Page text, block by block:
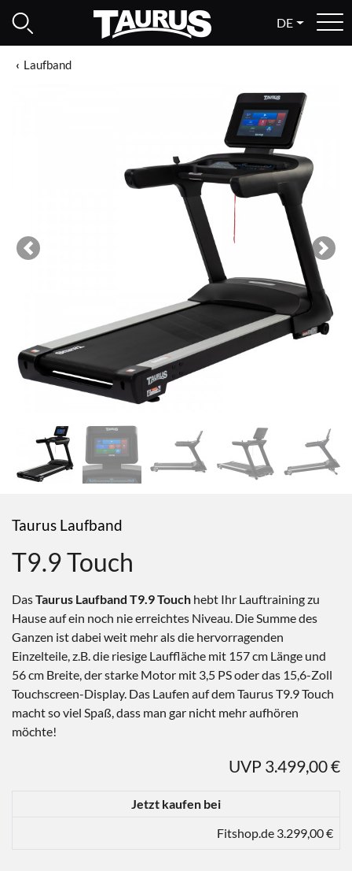
DE
Laufband
Previous Next
Taurus Laufband
T9.9 Touch
DasTaurus Laufband T9.9 Touch hebt Ihr Lauftraining zu
Hause auf ein noch nie erreichtes Niveau. Die Summe des
Ganzen ist dabei weit mehr als die hervorragenden
Einzelteile, z.B. die riesige Lauffläche mit 157 cm Länge und
56 cm Breite, der starke Motor mit 3,5 PS oder das 15,6-Zoll
Touchscreen-Display. Das Laufen auf dem Taurus T9.9 Touch
macht so viel Spaß, dass man gar nicht mehr aufhören
möchte!
UVP 3.499,00 €
Jetzt kaufen bei
Fitshop.de 3.299,00 €